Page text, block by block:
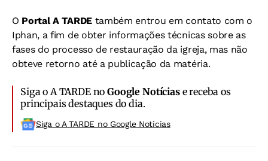
O Portal A TARDEtambém entrou em contato com o
Iphan, a fim de obter informações técnicas sobre as
fases do processo de restauração da igreja, mas não
obteve retorno até a publicação da matéria.
Siga o A TARDE noGoogle Notíciase receba os
principais destaques do dia.
Siga o A TARDE no Google Noticias